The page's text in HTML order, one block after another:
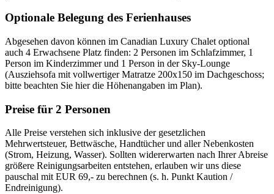
Optionale Belegung des Ferienhauses
Abgesehen davon können im Canadian Luxury Chalet optional
auch 4 Erwachsene Platz finden: 2 Personen im Schlafzimmer, 1
Person im Kinderzimmer und 1 Person in der Sky-Lounge
(Ausziehsofa mit vollwertiger Matratze 200x150 im Dachgeschoss;
bitte beachten Sie hier die Höhenangaben im Plan).
Preise für 2 Personen
Alle Preise verstehen sich inklusive der gesetzlichen
Mehrwertsteuer, Bettwäsche, Handtücher und aller Nebenkosten
(Strom, Heizung, Wasser). Sollten widererwarten nach Ihrer Abreise
größere Reinigungsarbeiten entstehen, erlauben wir uns diese
pauschal mit EUR 69,- zu berechnen (s. h. Punkt Kaution /
Endreinigung).